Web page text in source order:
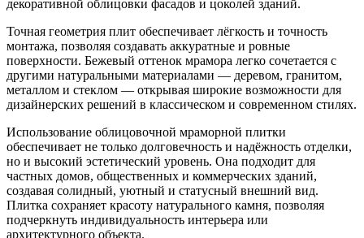
декоративной облицовки фасадов и цоколей зданий.
Точная геометрия плит обеспечивает лёгкость и точность
монтажа, позволяя создавать аккуратные и ровные
поверхности. Бежевый оттенок мрамора легко сочетается с
другими натуральными материалами — деревом, гранитом,
металлом и стеклом — открывая широкие возможности для
дизайнерских решений в классическом и современном стилях.
Использование облицовочной мраморной плитки
обеспечивает не только долговечность и надёжность отделки,
но и высокий эстетический уровень. Она подходит для
частных домов, общественных и коммерческих зданий,
создавая солидный, уютный и статусный внешний вид.
Плитка сохраняет красоту натурального камня, позволяя
подчеркнуть индивидуальность интерьера или
архитектурного объекта.